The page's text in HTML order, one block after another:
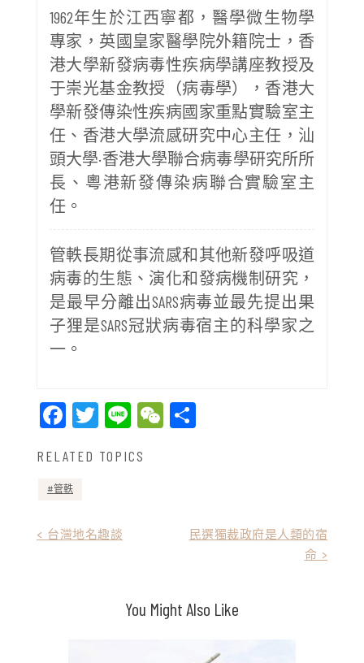
1962年生於江西寧都，醫學微生物學
專家，英國皇家醫學院外籍院士，香
港大學新發病毒性疾病學講座教授及
于崇光基金教授（病毒學），香港大
學新發傳染性疾病國家重點實驗室主
任、香港大學流感研究中心主任，汕
頭大學·香港大學聯合病毒學研究所所
長、粵港新發傳染病聯合實驗室主
任。
管軼長期從事流感和其他新發呼吸道
病毒的生態、演化和發病機制研究，
是最早分離出SARS病毒並最先提出果
子狸是SARS冠狀病毒宿主的科學家之
一。
Facebook
Twitter
LineWeChat
RELATED TOPICS
管軼
< 台灣地名趣談
民選獨裁政府是人類的宿
命 >
You Might Also Like